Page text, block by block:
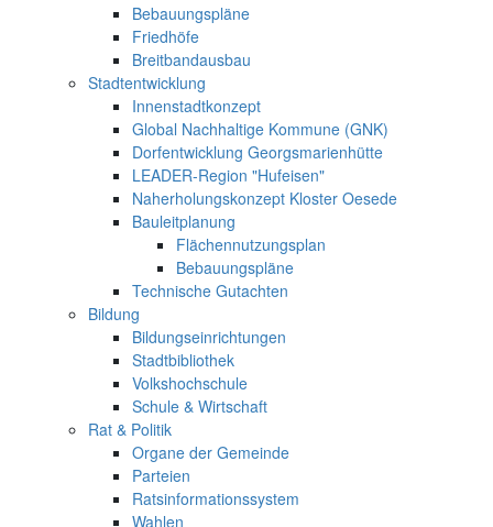
Bebauungspläne
Friedhöfe
Breitbandausbau
Stadtentwicklung
Innenstadtkonzept
Global Nachhaltige Kommune (GNK)
Dorfentwicklung Georgsmarienhütte
LEADER-Region "Hufeisen"
Naherholungskonzept Kloster Oesede
Bauleitplanung
Flächennutzungsplan
Bebauungspläne
Technische Gutachten
Bildung
Bildungseinrichtungen
Stadtbibliothek
Volkshochschule
Schule & Wirtschaft
Rat & Politik
Organe der Gemeinde
Parteien
Ratsinformationssystem
Wahlen